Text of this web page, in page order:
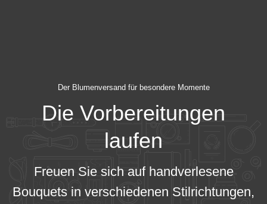
Der Blumenversand für besondere Momente
Die Vorbereitungen
laufen
Freuen Sie sich auf handverlesene
Bouquets in verschiedenen Stilrichtungen,